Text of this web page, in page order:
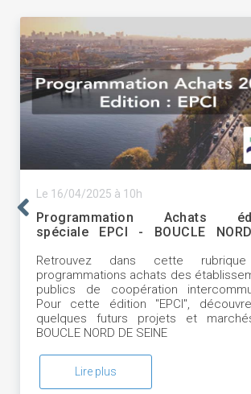
Le 16/04/2025 à 10h
Programmation Achats
spéciale EPCI - BOUCLE
Retrouvez dans cette
programmations achats des
publics de coopération
Pour cette édition "EPCI",
quelques futurs projets et
BOUCLE NORD DE SEINE
Lire plus